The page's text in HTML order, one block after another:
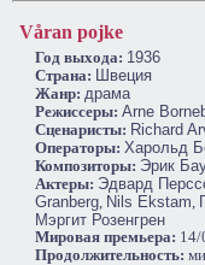
Våran pojke
Год выхода: 1936
Cтрана: Швеция
Жанр: драма
Режиссеры: Arne
Сценаристы: Richard
Операторы: Харольд
Композиторы: Эрик
Актеры: Эдвард
Granberg, Nils Ekstam,
Мэргит Розенгрен
Мировая премьера: 14/
Продолжительность: